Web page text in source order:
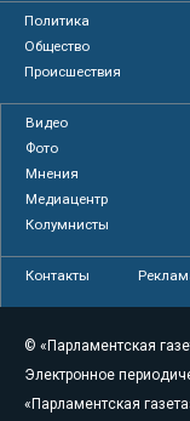
Политика
Общество
Происшествия
Видео
Фото
Мнения
Медиацентр
Колумнисты
Контакты
© «Парламентская
Электронное
«Парламентская